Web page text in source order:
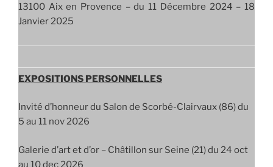
13100 Aix en Provence – du 11 Décembre 2024 – 18
Janvier 2025
EXPOSITIONS PERSONNELLES
Invité d’honneur du Salon de Scorbé-Clairvaux (86) du
5 au 11 nov 2026
Galerie d’art et d’or – Châtillon sur Seine (21) du 24 oct
au 10 dec 2026